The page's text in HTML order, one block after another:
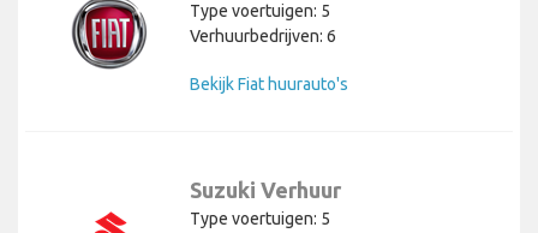
Type voertuigen: 5
Verhuurbedrijven: 6
Bekijk Fiat huurauto's
Suzuki Verhuur
Type voertuigen: 5